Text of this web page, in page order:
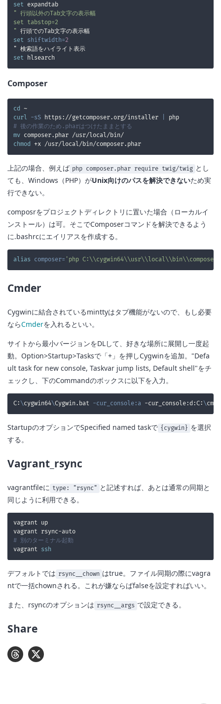
set
"
set shiftwidth=2
set
Composer
cd
curl -sS https://getcomposer.org/installer
# 後の作業のため.pharはつけたままとする
mv
chmod
上記の場合、例えば php composer.phar require twig/twig とし
ても、Windows（PHP）がUnix向けのパスを解決できないため実
行できない。
composrをプロジェクトディレクトリに置いた場合（ローカルイ
ンストール）は可。そこでComposerコマンドを解決できるよう
に.bashrcにエイリアスを作成する。
alias composer= 'php
Cmder
Cygwinに結合されているminttyはタブ機能がないので、もし必要
ならCmderを入れるといい。
サイトから最小バージョンをDLして、好きな場所に展開し一度起
動。Option>Startup>Tasksで「+」を押しCygwinを追加。"Defa
ult task for new console, Taskvar jump lists, Default shell"をチ
ェックし、下のCommandのボックスに以下を入力。
C: \cygwin64\Cygwin.bat -cur_console:a -cur_console:d:C: \
StartupのオプションでSpecified named taskで {cygwin} を選択
する。
Vagrant_rsync
vagrantfileに type: "rsync" と記述すれば、あとは通常の同期と
同じように利用できる。
# 別のターミナル起動
vagrant ssh
デフォルトでは rsync__chown はtrue。ファイル同期の際にvagra
ntで一括chownされる。これが嫌ならばfalseを設定すればいい。
また、rsyncのオプションは rsync__args で設定できる。
Share